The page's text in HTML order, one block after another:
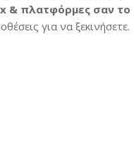
& πλατφόρμες σαν το
για να ξεκινήσετε.